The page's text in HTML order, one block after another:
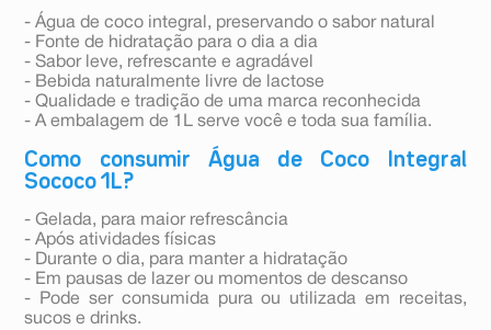
- Água de coco integral, preservando o sabor natural
- Fonte de hidratação para o dia a dia
- Sabor leve, refrescante e agradável
- Bebida naturalmente livre de lactose
- Qualidade e tradição de uma marca reconhecida
- A embalagem de 1L serve você e toda sua família.
Como consumir Água de Coco Integral
Sococo 1L?
- Gelada, para maior refrescância
- Após atividades físicas
- Durante o dia, para manter a hidratação
- Em pausas de lazer ou momentos de descanso
- Pode ser consumida pura ou utilizada em receitas,
sucos e drinks.